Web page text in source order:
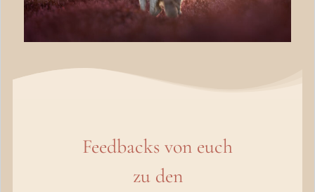
Feedbacks von euch
zu den